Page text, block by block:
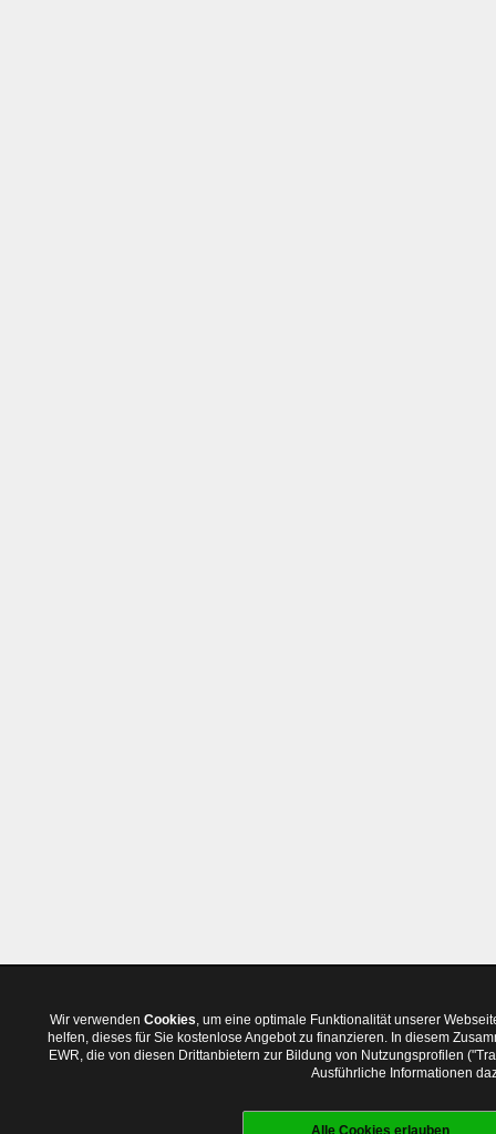
Wir verwenden Cookies, um eine optimale Funktionalität unserer
helfen, dieses für Sie kostenlose Angebot zu finanzieren. In diesem
EWR, die von diesen Drittanbietern zur Bildung von Nutzungsprofilen
Ausführliche Informationen
Alle Cookies erlauben